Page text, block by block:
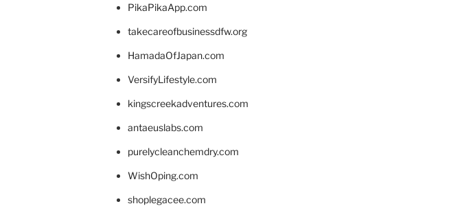
PikaPikaApp.com
takecareofbusinessdfw.org
HamadaOfJapan.com
VersifyLifestyle.com
kingscreekadventures.com
antaeuslabs.com
purelycleanchemdry.com
WishOping.com
shoplegacee.com